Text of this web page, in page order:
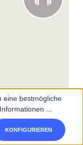
eine bestmögliche
...
KONFIGURIEREN